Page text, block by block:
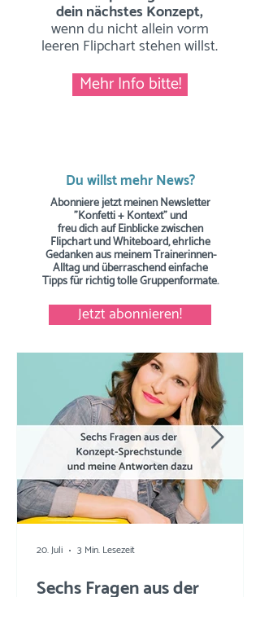
dein nächstes Konzept,
wenn du nicht allein vorm
leeren Flipchart stehen willst.
Mehr Info bitte!
Du willst mehr News?
Abonniere jetzt meinen Newsletter
"Konfetti + Kontext" und
freu dich auf Einblicke zwischen
Flipchart und Whiteboard, ehrliche
Gedanken aus meinem Trainerinnen-
Alltag und überraschend einfache
Tippsfür richtig tolle Gruppenformate.
Jetzt abonnieren!
Sechs Fragen aus der
20. Juli 3 Min. Lesezeit